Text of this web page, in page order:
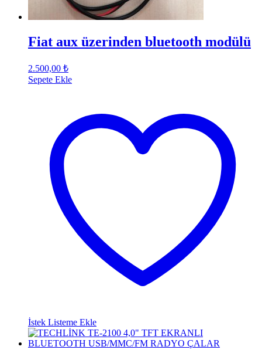
Fiat aux üzerinden bluetooth modülü
2.500,00 ₺
Sepete Ekle
İstek Listeme Ekle